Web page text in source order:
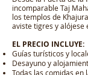
incomparable Taj
los templos de
aviste tigres y alójese
EL PRECIO INCLUYE:
Guías turísticos y
Desayuno y
Todas las comidas en